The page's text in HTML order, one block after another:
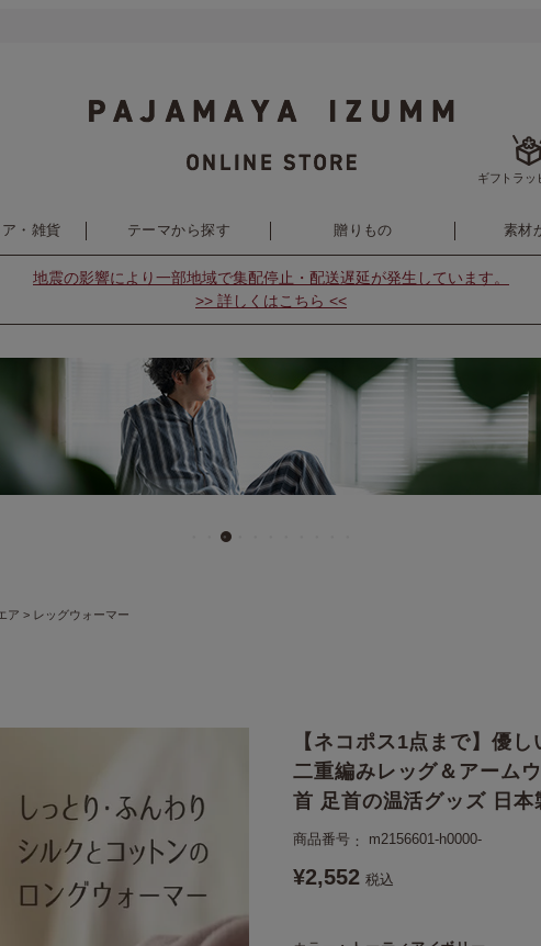
ギフトラッ
・雑貨 テーマから探す 贈りもの 素材
地震の影響により一部地域で集配停止・配送遅延が発生しています。
>> 詳しくはこちら <<
ア レッグウォーマー
【ネコポス1点まで】優
二重編みレッグ＆アーム
首 足首の温活グッズ 日本
商品番号 m2156601-h0000-
¥2,552 税込